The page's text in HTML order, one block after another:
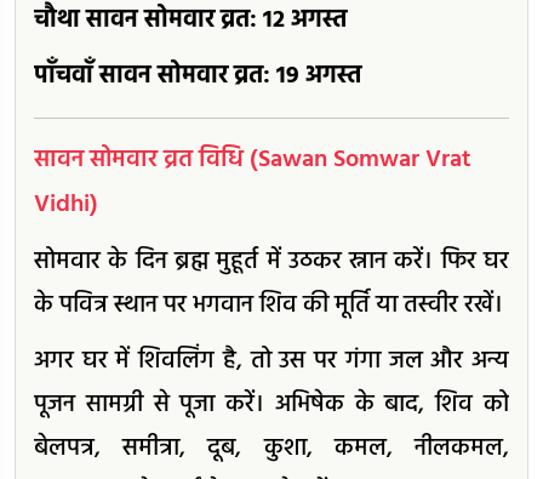
चौथा सावन सोमवार व्रत: 12 अगस्त
पाँचवाँ सावन सोमवार व्रत: 19 अगस्त
सावन सोमवार व्रत विधि (Sawan Somwar Vrat
Vidhi)
सोमवार के दिन ब्रह्म मुहूर्त में उठकर स्नान करें। फिर घर
के पवित्र स्थान पर भगवान शिव की मूर्ति या तस्वीर रखें।
अगर घर में शिवलिंग है, तो उस पर गंगा जल और अन्य
पूजन सामग्री से पूजा करें। अभिषेक के बाद, शिव को
बेलपत्र, समीत्रा, दूब, कुशा, कमल, नीलकमल,